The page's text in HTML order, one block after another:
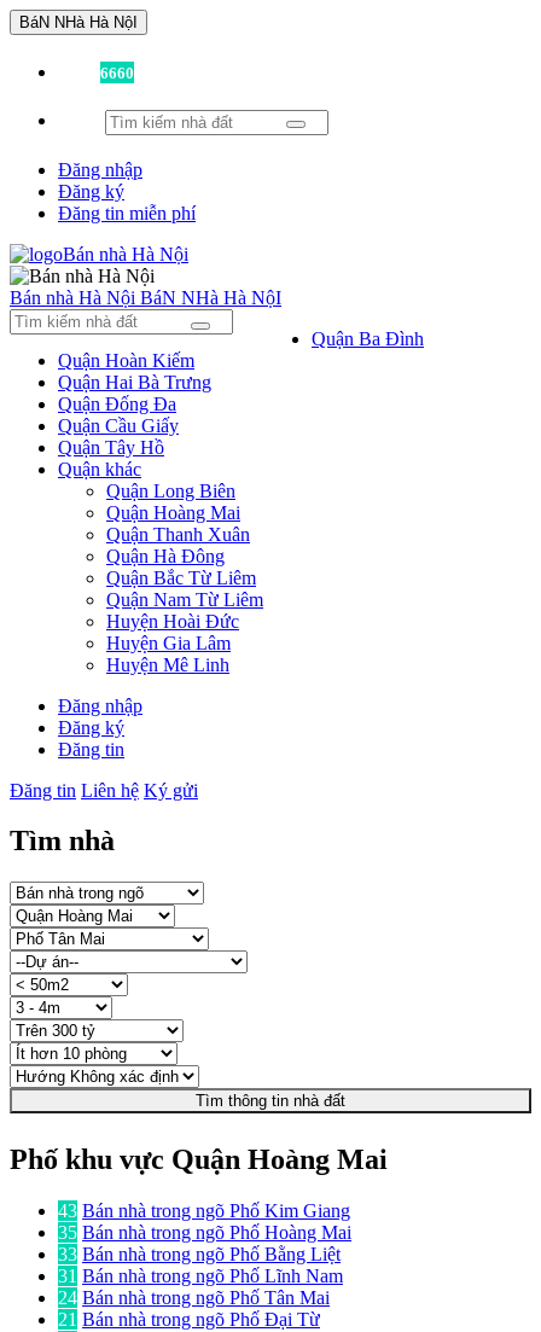
BáN NHà Hà NộI
6660
Đăng nhập
Đăng ký
Đăng tin miễn phí
Bán nhà Hà Nội BáN NHà Hà NộI
Quận Ba Đình
Quận Hoàn Kiếm
Quận Hai Bà Trưng
Quận Đống Đa
Quận Cầu Giấy
Quận Tây Hồ
Quận khác
Quận Long Biên
Quận Hoàng Mai
Quận Thanh Xuân
Quận Hà Đông
Quận Bắc Từ Liêm
Quận Nam Từ Liêm
Huyện Hoài Đức
Huyện Gia Lâm
Huyện Mê Linh
Đăng nhập
Đăng ký
Đăng tin
Đăng tin Liên hệ Ký gửi
Tìm nhà
Tìm thông tin nhà đất
Phố khu vực Quận Hoàng Mai
43 Bán nhà trong ngõ Phố Kim Giang
35 Bán nhà trong ngõ Phố Hoàng Mai
33 Bán nhà trong ngõ Phố Bằng Liệt
31 Bán nhà trong ngõ Phố Lĩnh Nam
24 Bán nhà trong ngõ Phố Tân Mai
21 Bán nhà trong ngõ Phố Đại Từ